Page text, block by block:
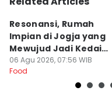
Resonansi, Rumah
Impian di Jogja yang
Mewujud Jadi Kedai
Ramen dan Burger
06 Agu 2026, 07:56 WIB
Food